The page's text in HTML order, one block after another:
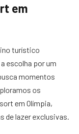
em
turístico
escolha por um
momentos
os
em Olímpia,
de lazer exclusivas.